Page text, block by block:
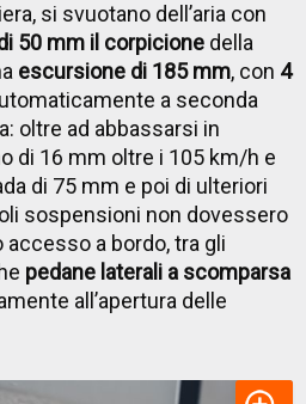
si svuotano dell’aria con
50 mm il corpicione della
escursione di 185 mm, con 4
a seconda
oltre ad abbassarsi in
di 16 mm oltre i 105 km/h e
di 75 mm e poi di ulteriori
sospensioni non dovessero
a bordo, tra gli
pedane laterali a scomparsa
all’apertura delle